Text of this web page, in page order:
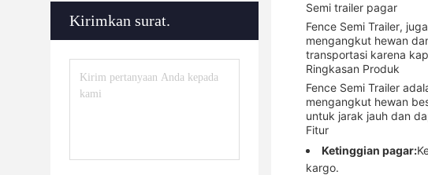
Kirimkan surat.
Semi trailer pagar
Fence Semi Trailer,
mengangkut hewan
transportasi karena
Ringkasan Produk
Fence Semi Trailer
mengangkut hewan
untuk jarak jauh dan
Fitur
Ketinggian pagar:
kargo.